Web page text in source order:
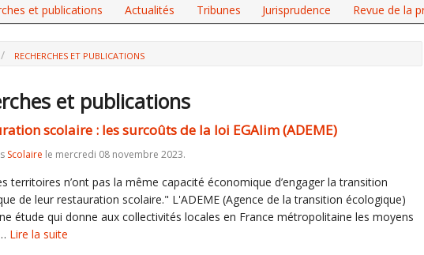
et publications
Actualités Tribunes Jurisprudence Revue de la
RECHERCHES ET PUBLICATIONS
et publications
scolaire : les surcoûts de la loi EGAlim (ADEME)
Scolaire le mercredi 08 novembre 2023.
territoires n’ont pas la même capacité économique d’engager la transition
de leur restauration scolaire." L'ADEME (Agence de la transition écologique)
étude qui donne aux collectivités locales en France métropolitaine les moyens
Lire la suite